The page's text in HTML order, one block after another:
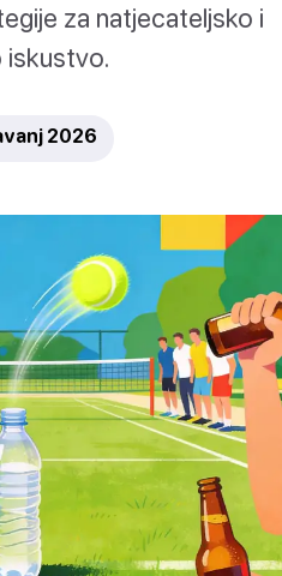
za natjecateljsko i
iskustvo.
2026